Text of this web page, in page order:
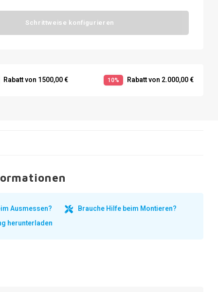
Schrittweise konfigurieren
Rabatt von 1500,00 € 10% Rabatt von 2.000,00 €
Ausmessen?
Brauche Hilfe beim Montieren?
herunterladen